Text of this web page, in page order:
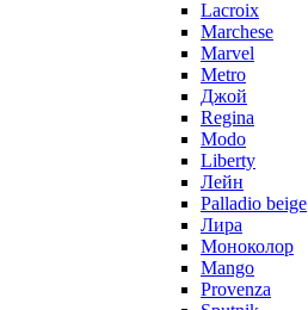
Lacroix
Marchese
Marvel
Metro
Джой
Regina
Modo
Liberty
Лейн
Palladio beige
Лира
Моноколор
Mango
Provenza